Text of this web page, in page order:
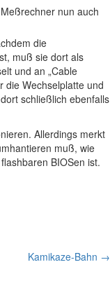
nun auch
die
muß sie dort als
und an „Cable
die Wechselplatte und
schließlich ebenfalls
Allerdings merkt
muß, wie
BIOSen ist.
Kamikaze-Bahn →